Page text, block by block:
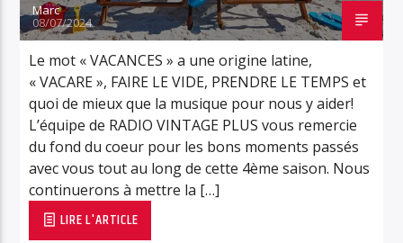
Marc
08/07/2024
Le mot « VACANCES » a une origine latine,
« VACARE », FAIRE LE VIDE, PRENDRE LE TEMPS et
quoi de mieux que la musique pour nous y aider!
L’équipe de RADIO VINTAGE PLUS vous remercie
du fond du coeur pour les bons moments passés
avec vous tout au long de cette 4ème saison. Nous
continuerons à mettre la […]
LIRE L'ARTICLE